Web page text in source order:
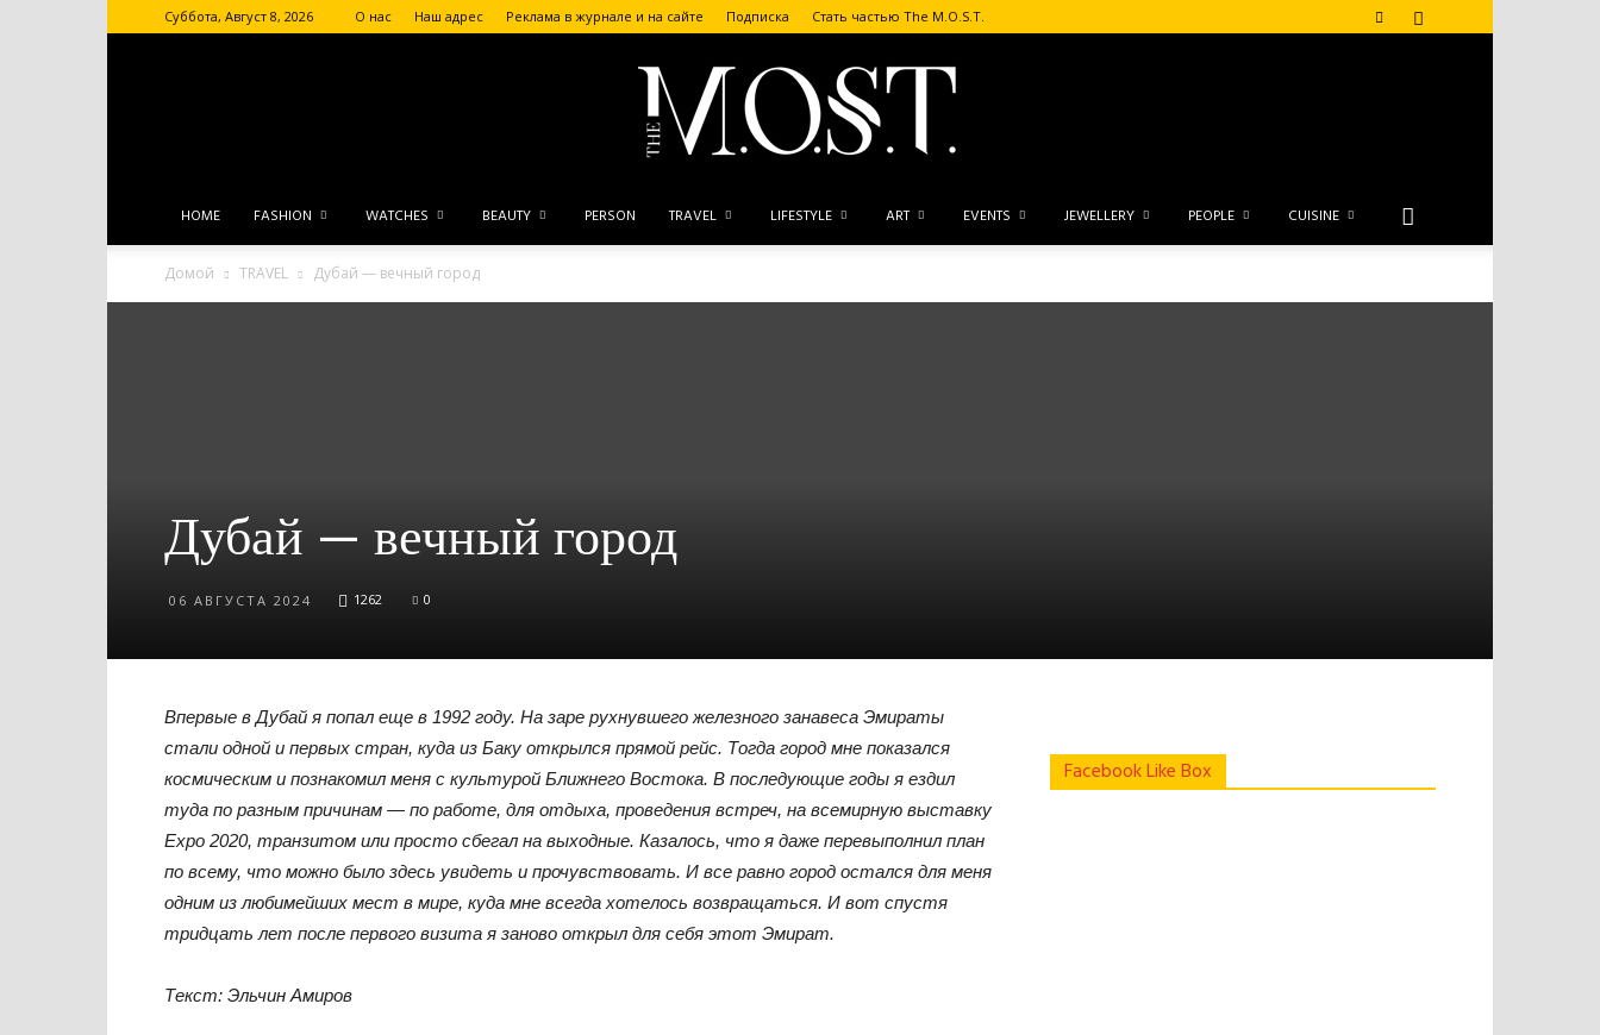
Суббота, Август 8, 2026 О нас Наш адрес Реклама в журнале и на сайте Подписка Стать частью The M.O.S.T.
The
HOME FASHION WATCHES BEAUTY PERSON TRAVEL LIFESTYLE ART EVENTS JEWELLERY PEOPLE CUISINE
Домой TRAVEL Дубай — вечный город
Дубай — вечный город
06 АВГУСТА 2024 1262 0
Впервые в Дубай я попал еще в 1992 году. На заре рухнувшего железного занавеса Эмираты
стали одной и первых стран, куда из Баку открылся прямой рейс. Тогда город мне показался
космическим и познакомил меня с культурой Ближнего Востока. В последующие годы я ездил
туда по разным причинам — по работе, для отдыха, проведения встреч, на всемирную выставку
Expo 2020, транзитом или просто сбегал на выходные. Казалось, что я даже перевыполнил план
по всему, что можно было здесь увидеть и прочувствовать. И все равно город остался для меня
одним из любимейших мест в мире, куда мне всегда хотелось возвращаться. И вот спустя
тридцать лет после первого визита я заново открыл для себя этот Эмират.
Текст: Эльчин Амиров
Facebook Like Box